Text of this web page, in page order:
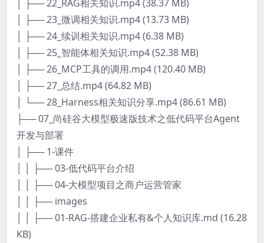
│ ├── 22_RAG相关知识.mp4 (38.37 MB)
│ ├── 23_微调相关知识.mp4 (13.73 MB)
│ ├── 24_续训相关知识.mp4 (6.38 MB)
│ ├── 25_智能体相关知识.mp4 (52.38 MB)
│ ├── 26_MCP工具的调用.mp4 (120.40 MB)
│ ├── 27_总结.mp4 (64.82 MB)
│ └── 28_Harness相关知识分享.mp4 (86.61 MB)
├── 07_尚硅谷大模型极速版技术之低代码平台Agent
开发与部署
│ ├── 1-课件
│ │ ├── 03-低代码平台介绍
│ │ ├── 04-大模型项目之商户运营管家
│ │ ├── images
│ │ ├── 01-RAG-搭建企业私有&个人知识库.md (16.28
KB)